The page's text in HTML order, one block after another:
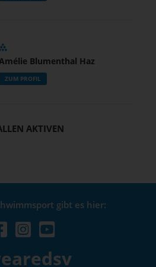
Blumenthal Haz
ZUM PROFIL
AKTIVEN
gibt es hier: